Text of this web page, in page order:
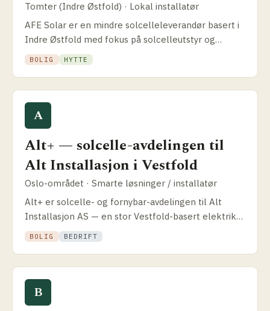
Tomter (Indre Østfold) · Lokal installatør
AFE Solar er en mindre solcelle­leverandør basert i
Indre Østfold med fokus på solcelleutstyr og
generatorer. Slik fungerer virksomheten og hva
som skiller dem fra større aktører.
BOLIG HYTTE
A
Alt+ — solcelle-avdelingen til
Alt Installasjon i Vestfold
Oslo-området · Smarte løsninger / installatør
Alt+ er solcelle- og fornybar-avdelingen til Alt
Installasjon AS — en stor Vestfold-basert elektriker
med snart 30 års drift, del av El-proffen-kjeden.
BOLIG BEDRIFT
B